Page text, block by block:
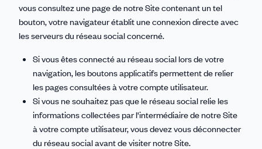
vous consultez une page de notre Site contenant un tel
bouton, votre navigateur établit une connexion directe avec
les serveurs du réseau social concerné.
Si vous êtes connecté au réseau social lors de votre
navigation, les boutons applicatifs permettent de relier
les pages consultées à votre compte utilisateur.
Si vous ne souhaitez pas que le réseau social relie les
informations collectées par l'intermédiaire de notre Site
à votre compte utilisateur, vous devez vous déconnecter
du réseau social avant de visiter notre Site.